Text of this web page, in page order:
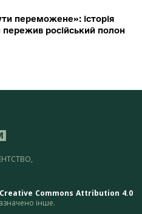
переможене»: історія
пережив російський полон
Creative Commons Attribution 4.0
інше.